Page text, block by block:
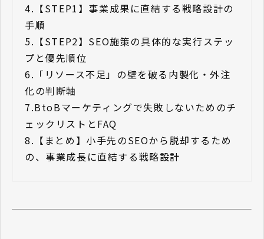
4. 【STEP1】事業成果に直結する戦略設計の
手順
5. 【STEP2】SEO施策の具体的な実行ステッ
プと優先順位
6. 「リソース不足」の壁を破る内製化・外注
化の判断軸
7.BtoBマーケティングで失敗しないためのチ
ェックリストとFAQ
8. 【まとめ】小手先のSEOから脱却するため
の、事業成長に直結する戦略設計